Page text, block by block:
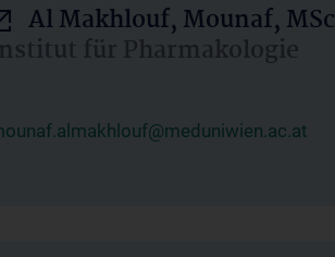
Al Makhlouf, Mounaf, MSc
für Pharmakologie